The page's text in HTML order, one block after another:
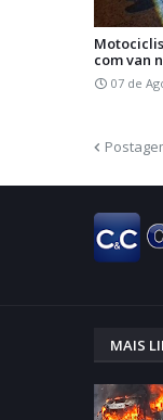
com van
07 de
MAIS